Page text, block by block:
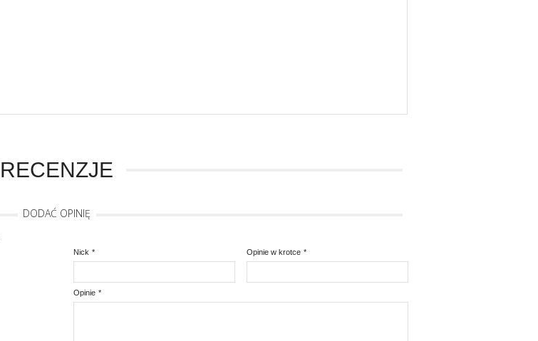
RECENZJE
DODAĆ OPINIĘ
*
Nick *
Opinie w krotce
*
Opinie